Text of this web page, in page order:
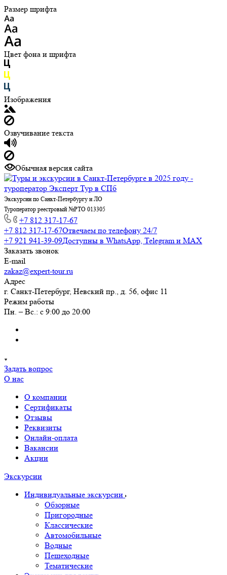
Размер шрифта
Цвет фона и шрифта
Изображения
Озвучивание текста
Обычная версия сайта
Экскурсии по Санкт-Петербургу и ЛО
Туроператор реестровый №РТО 013305
+7 812 317-17-67
+7 812 317-17-67Отвечаем по телефону 24/7
+7 921 941-39-09Доступны в WhatsApp, Telegram и MAX
Заказать звонок
E-mail
zakaz@expert-tour.ru
Адрес
г. Санкт-Петербург, Невский пр., д. 56, офис 11
Режим работы
Пн. – Вс.: с 9:00 до 20:00
Задать вопрос
О нас
О компании
Сертификаты
Отзывы
Реквизиты
Онлайн-оплата
Вакансии
Акции
Экскурсии
Индивидуальные экскурсии
Обзорные
Пригородные
Классические
Автомобильные
Водные
Пешеходные
Тематические